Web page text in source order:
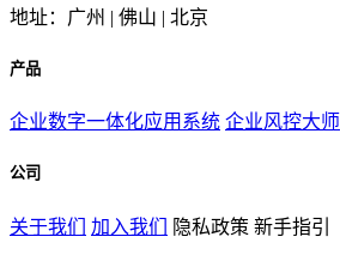
地址：广州 | 佛山 | 北京
产品
企业数字一体化应用系统 企业风控大师
公司
关于我们 加入我们 隐私政策 新手指引